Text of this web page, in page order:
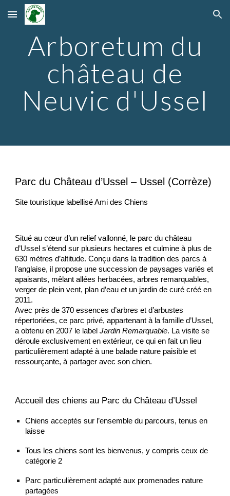
Skip to main content Skip to navigation
Arboretum du
château de
Neuvic d'Ussel
Parc du Château d’Ussel – Ussel (Corrèze)
Site touristique labellisé Ami des Chiens
Situé au cœur d’un relief vallonné, le parc du château
d’Ussel s’étend sur plusieurs hectares et culmine à plus de
630 mètres d’altitude. Conçu dans la tradition des parcs à
l’anglaise, il propose une succession de paysages variés et
apaisants, mêlant allées herbacées, arbres remarquables,
verger de plein vent, plan d’eau et un jardin de curé créé en
2011.
Avec près de 370 essences d’arbres et d’arbustes
répertoriées, ce parc privé, appartenant à la famille d’Ussel,
a obtenu en 2007 le labelJardin Remarquable. La visite se
déroule exclusivement en extérieur, ce qui en fait un lieu
particulièrement adapté à une balade nature paisible et
ressourçante, à partager avec son chien.
Accueil des chiens au Parc du Château d’Ussel
Chiens acceptés sur l’ensemble du parcours, tenus en
laisse
Tous les chiens sont les bienvenus, y compris ceux de
catégorie 2
Parc particulièrement adapté aux promenades nature
partagées